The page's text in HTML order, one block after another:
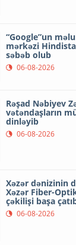
“Google”un
mərkəzi
səbəb olub
06-08-2026
Rəşad Nəbiyev
vətəndaşların
dinləyib
06-08-2026
Xəzər dənizinin
Xəzər Fiber-
çəkilişi başa
06-08-2026